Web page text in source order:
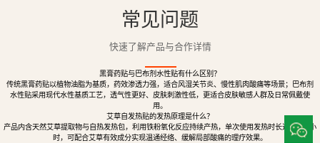
常见问题
快速了解产品与合作详情
黑膏药贴与巴布剂水性贴有什么区别？
传统黑膏药贴以植物油脂为基质，药效渗透力强，适合风湿关节炎、慢性肌肉酸痛等场景；巴布剂
水性贴采用现代水性基质工艺，透气性更好、皮肤刺激性低，更适合皮肤敏感人群及日常佩戴使
用。
艾草自发热贴的发热原理是什么？
产品内含天然艾草提取物与自热发热包，利用铁粉氧化反应持续产热，单次使用发热时长达8至12小
时，可配合艾草有效成分实现温通经络、缓解局部酸痛的理疗效果。